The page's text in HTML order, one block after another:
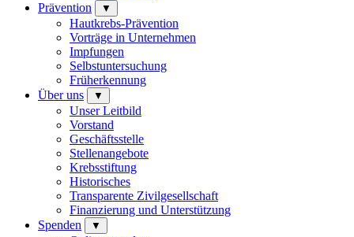
Prävention
▼
Hautkrebs-Prävention
Vorträge in Unternehmen
Impfungen
Selbstuntersuchung
Früherkennung
Über uns
▼
Unser Leitbild
Vorstand
Geschäftsstelle
Stellenangebote
Krebsstiftung
Historisches
Transparente Zivilgesellschaft
Finanzierung und Unterstützung
Spenden
▼